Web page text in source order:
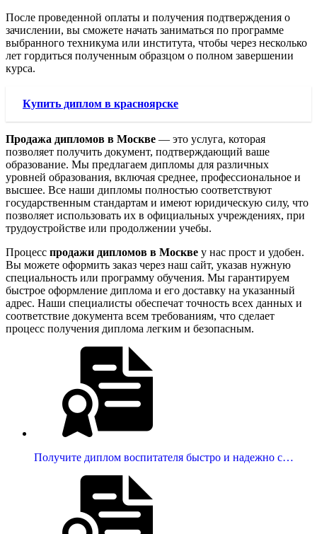
После проведенной оплаты и получения подтверждения о
зачислении, вы сможете начать заниматься по программе
выбранного техникума или института, чтобы через несколько
лет гордиться полученным образцом о полном завершении
курса.
Купить диплом в красноярске
Продажа дипломов в Москве — это услуга, которая
позволяет получить документ, подтверждающий ваше
образование. Мы предлагаем дипломы для различных
уровней образования, включая среднее, профессиональное и
высшее. Все наши дипломы полностью соответствуют
государственным стандартам и имеют юридическую силу, что
позволяет использовать их в официальных учреждениях, при
трудоустройстве или продолжении учебы.
Процесс продажи дипломов в Москве у нас прост и удобен.
Вы можете оформить заказ через наш сайт, указав нужную
специальность или программу обучения. Мы гарантируем
быстрое оформление диплома и его доставку на указанный
адрес. Наши специалисты обеспечат точность всех данных и
соответствие документа всем требованиям, что сделает
процесс получения диплома легким и безопасным.
Получите диплом воспитателя быстро и надежно с…